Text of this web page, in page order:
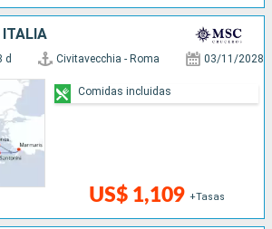
ITALIA
d Civitavecchia - Roma 03/11/2028
US$ 1,109 +Tasas
Comidas incluidas